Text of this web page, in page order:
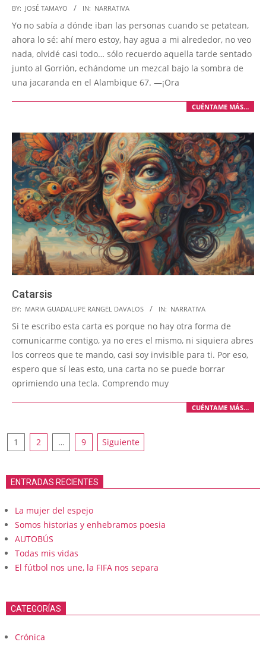
2024-
03-
30
BY: JOSÉ TAMAYO IN: NARRATIVA
Yo no sabía a dónde iban las personas cuando se petatean,
ahora lo sé: ahí mero estoy, hay agua a mi alrededor, no veo
nada, olvidé casi todo… sólo recuerdo aquella tarde sentado
junto al Gorrión, echándome un mezcal bajo la sombra de
una jacaranda en el Alambique 67. —¡Ora
CUÉNTAME MÁS…
Catarsis
2024-
03-
BY: MARIA GUADALUPE RANGEL DAVALOS IN: NARRATIVA
Si te escribo esta carta es porque no hay otra forma de
comunicarme contigo, ya no eres el mismo, ni siquiera abres
los correos que te mando, casi soy invisible para ti. Por eso,
espero que sí leas esto, una carta no se puede borrar
oprimiendo una tecla. Comprendo muy
CUÉNTAME MÁS…
Paginación
entradas
1 2 … 9 Siguiente
ENTRADAS RECIENTES
La mujer del espejo
Somos historias y enhebramos poesia
AUTOBÚS
Todas mis vidas
El fútbol nos une, la FIFA nos separa
CATEGORÍAS
Crónica